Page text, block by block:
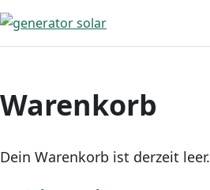
Warenkorb
Dein Warenkorb ist derzeit leer.